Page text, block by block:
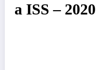
a ISS – 2020